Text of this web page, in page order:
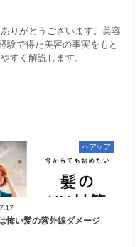
りがとうございます。美容
験で得た美容の事実をもと
すく解説します。
ヘアケア
怖い髪の紫外線ダメージ